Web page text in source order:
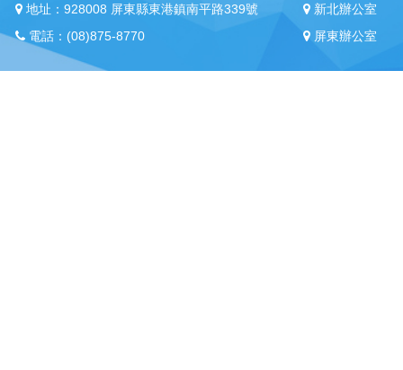
地址：928008 屏東縣東港鎮南平路339號
電話：(08)875-8770
新北辦公室
屏東辦公室